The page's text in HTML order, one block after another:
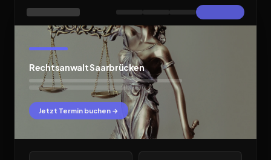
Rechtsanwalt Saarbrücken
Jetzt Termin buchen →